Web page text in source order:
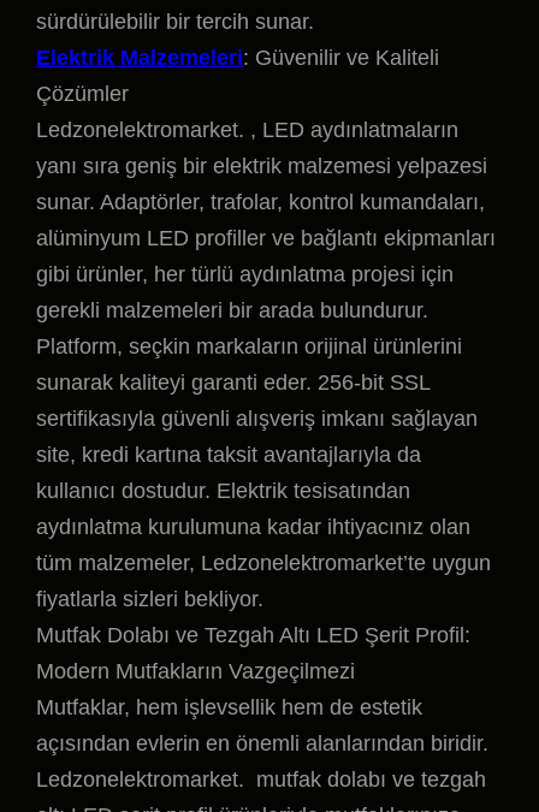
sürdürülebilir bir tercih sunar.
Elektrik Malzemeleri: Güvenilir ve Kaliteli
Çözümler
Ledzonelektromarket. , LED aydınlatmaların
yanı sıra geniş bir elektrik malzemesi yelpazesi
sunar. Adaptörler, trafolar, kontrol kumandaları,
alüminyum LED profiller ve bağlantı ekipmanları
gibi ürünler, her türlü aydınlatma projesi için
gerekli malzemeleri bir arada bulundurur.
Platform, seçkin markaların orijinal ürünlerini
sunarak kaliteyi garanti eder. 256-bit SSL
sertifikasıyla güvenli alışveriş imkanı sağlayan
site, kredi kartına taksit avantajlarıyla da
kullanıcı dostudur. Elektrik tesisatından
aydınlatma kurulumuna kadar ihtiyacınız olan
tüm malzemeler, Ledzonelektromarket’te uygun
fiyatlarla sizleri bekliyor.
Mutfak Dolabı ve Tezgah Altı LED Şerit Profil:
Modern Mutfakların Vazgeçilmezi
Mutfaklar, hem işlevsellik hem de estetik
açısından evlerin en önemli alanlarından biridir.
Ledzonelektromarket. mutfak dolabı ve tezgah